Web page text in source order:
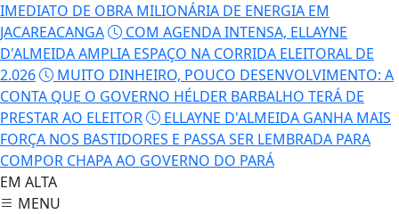
IMEDIATO DE OBRA MILIONÁRIA DE ENERGIA EM
JACAREACANGA
COM AGENDA INTENSA, ELLAYNE
D'ALMEIDA AMPLIA ESPAÇO NA CORRIDA ELEITORAL DE
2.026
MUITO DINHEIRO, POUCO DESENVOLVIMENTO: A
CONTA QUE O GOVERNO HÉLDER BARBALHO TERÁ DE
PRESTAR AO ELEITOR
ELLAYNE D'ALMEIDA GANHA MAIS
FORÇA NOS BASTIDORES E PASSA SER LEMBRADA PARA
COMPOR CHAPA AO GOVERNO DO PARÁ
EM ALTA
MENU